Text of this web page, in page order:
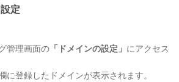
定
管理画面の 「ドメインの設定」 にアクセス
に登録したドメインが表示されます。